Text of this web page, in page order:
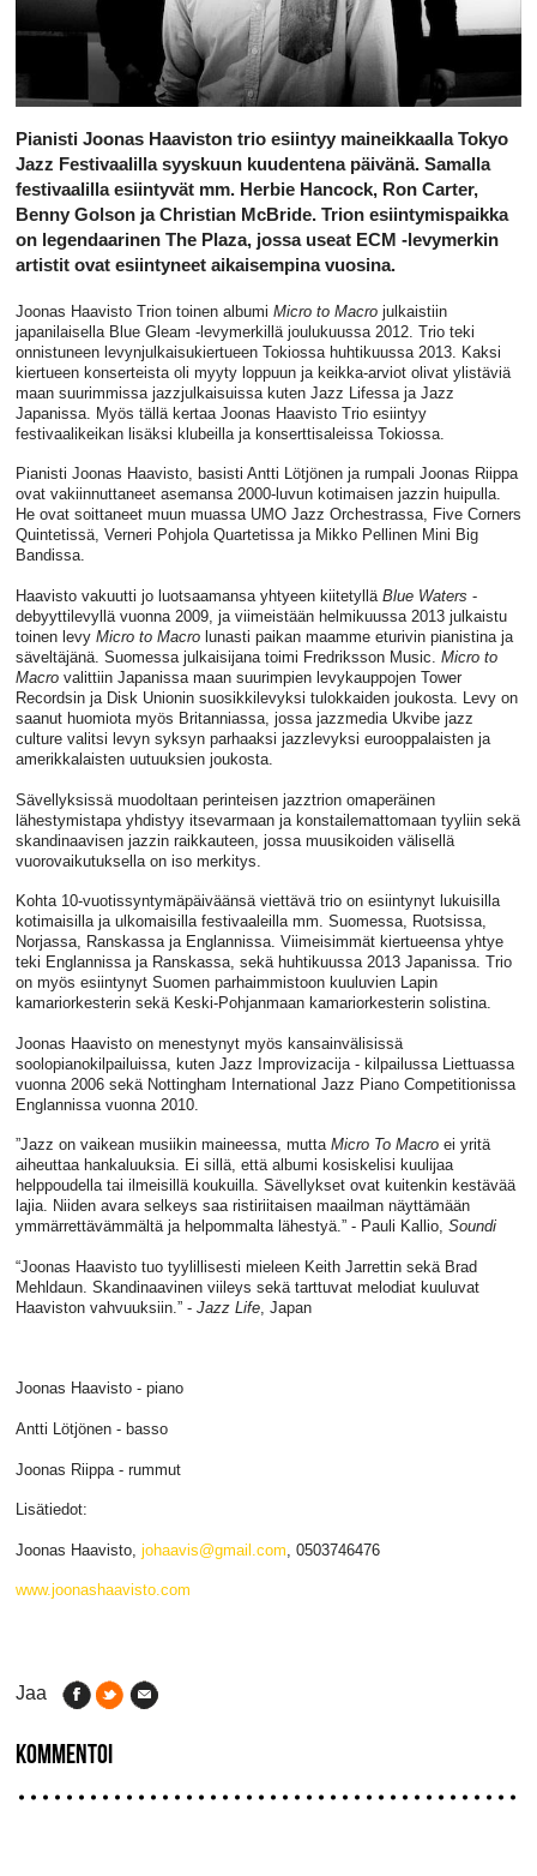
Pianisti Joonas Haaviston trio esiintyy maineikkaalla Tokyo
Jazz Festivaalilla syyskuun kuudentena päivänä. Samalla
festivaalilla esiintyvät mm. Herbie Hancock, Ron Carter,
Benny Golson ja Christian McBride. Trion esiintymispaikka
on legendaarinen The Plaza, jossa useat ECM -levymerkin
artistit ovat esiintyneet aikaisempina vuosina.
Joonas Haavisto Trion toinen albumi Micro to Macrojulkaistiin
japanilaisella Blue Gleam -levymerkillä joulukuussa 2012. Trio teki
onnistuneen levynjulkaisukiertueen Tokiossa huhtikuussa 2013. Kaksi
kiertueen konserteista oli myyty loppuun ja keikka-arviot olivat ylistäviä
maan suurimmissa jazzjulkaisuissa kuten Jazz Lifessa ja Jazz
Japanissa. Myös tällä kertaa Joonas Haavisto Trio esiintyy
festivaalikeikan lisäksi klubeilla ja konserttisaleissa Tokiossa.
Pianisti Joonas Haavisto, basisti Antti Lötjönen ja rumpali Joonas Riippa
ovat vakiinnuttaneet asemansa 2000-luvun kotimaisen jazzin huipulla.
He ovat soittaneet muun muassa UMO Jazz Orchestrassa, Five Corners
Quintetissä, Verneri Pohjola Quartetissa ja Mikko Pellinen Mini Big
Bandissa.
Haavisto vakuutti jo luotsaamansa yhtyeen kiitetyllä Blue Waters -
debyyttilevyllä vuonna 2009, ja viimeistään helmikuussa 2013 julkaistu
toinen levy Micro to Macrolunasti paikan maamme eturivin pianistina ja
säveltäjänä. Suomessa julkaisijana toimi Fredriksson Music. Micro to
Macrovalittiin Japanissa maan suurimpien levykauppojen Tower
Recordsin ja Disk Unionin suosikkilevyksi tulokkaiden joukosta. Levy on
saanut huomiota myös Britanniassa, jossa jazzmedia Ukvibe jazz
culture valitsi levyn syksyn parhaaksi jazzlevyksi eurooppalaisten ja
amerikkalaisten uutuuksien joukosta.
Sävellyksissä muodoltaan perinteisen jazztrion omaperäinen
lähestymistapa yhdistyy itsevarmaan ja konstailemattomaan tyyliin sekä
skandinaavisen jazzin raikkauteen, jossa muusikoiden välisellä
vuorovaikutuksella on iso merkitys.
Kohta 10-vuotissyntymäpäiväänsä viettävä trio on esiintynyt lukuisilla
kotimaisilla ja ulkomaisilla festivaaleilla mm. Suomessa, Ruotsissa,
Norjassa, Ranskassa ja Englannissa. Viimeisimmät kiertueensa yhtye
teki Englannissa ja Ranskassa, sekä huhtikuussa 2013 Japanissa. Trio
on myös esiintynyt Suomen parhaimmistoon kuuluvien Lapin
kamariorkesterin sekä Keski-Pohjanmaan kamariorkesterin solistina.
Joonas Haavisto on menestynyt myös kansainvälisissä
soolopianokilpailuissa, kuten Jazz Improvizacija - kilpailussa Liettuassa
vuonna 2006 sekä Nottingham International Jazz Piano Competitionissa
Englannissa vuonna 2010.
”Jazz on vaikean musiikin maineessa, mutta Micro To Macroei yritä
aiheuttaa hankaluuksia. Ei sillä, että albumi kosiskelisi kuulijaa
helppoudella tai ilmeisillä koukuilla. Sävellykset ovat kuitenkin kestävää
lajia. Niiden avara selkeys saa ristiriitaisen maailman näyttämään
ymmärrettävämmältä ja helpommalta lähestyä.” - Pauli Kallio, Soundi
“Joonas Haavisto tuo tyylillisesti mieleen Keith Jarrettin sekä Brad
Mehldaun. Skandinaavinen viileys sekä tarttuvat melodiat kuuluvat
Haaviston vahvuuksiin.” - Jazz Life, Japan
Joonas Haavisto - piano
Antti Lötjönen - basso
Joonas Riippa - rummut
Lisätiedot:
Joonas Haavisto, johaavis@gmail.com , 0503746476
www.joonashaavisto.com
Jaa
KOMMENTOI